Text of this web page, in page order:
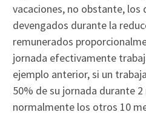
vacaciones, no obstante, los
devengados durante la
remunerados
jornada efectivamente
ejemplo anterior, si un
50% de su jornada durante
normalmente los otros 10